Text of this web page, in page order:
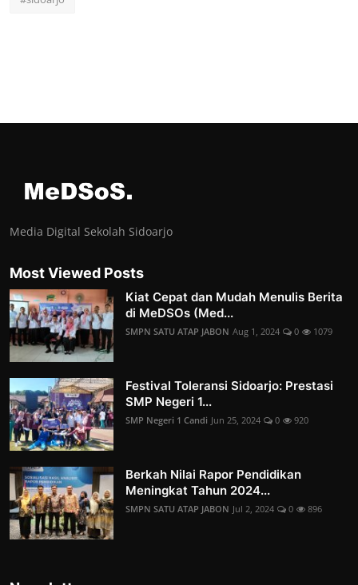
Media Digital Sekolah Sidoarjo
Most Viewed Posts
Kiat Cepat dan Mudah Menulis Berita
di MeDSOs (Med...
SMPN SATU ATAP JABON Aug 1, 2024 0 1079
Festival Toleransi Sidoarjo: Prestasi
SMP Negeri 1...
SMP Negeri 1 Candi Jun 25, 2024 0 920
Berkah Nilai Rapor Pendidikan
Meningkat Tahun 2024...
SMPN SATU ATAP JABON Jul 2, 2024 0 896